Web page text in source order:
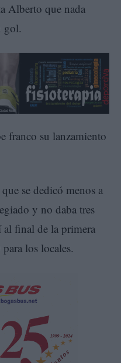
Alberto que nada
gol.
franco su lanzamiento
se dedicó menos a
y no daba tres
al final de la primera
los locales.